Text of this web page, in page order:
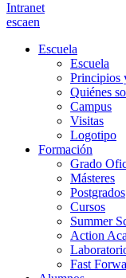
Intranet
escaen
Escuela
Escuela
Principios
Quiénes
Campus
Visitas
Logotipo
Formación
Grado
Másteres
Postgrados
Cursos
Summer
Action
Fast